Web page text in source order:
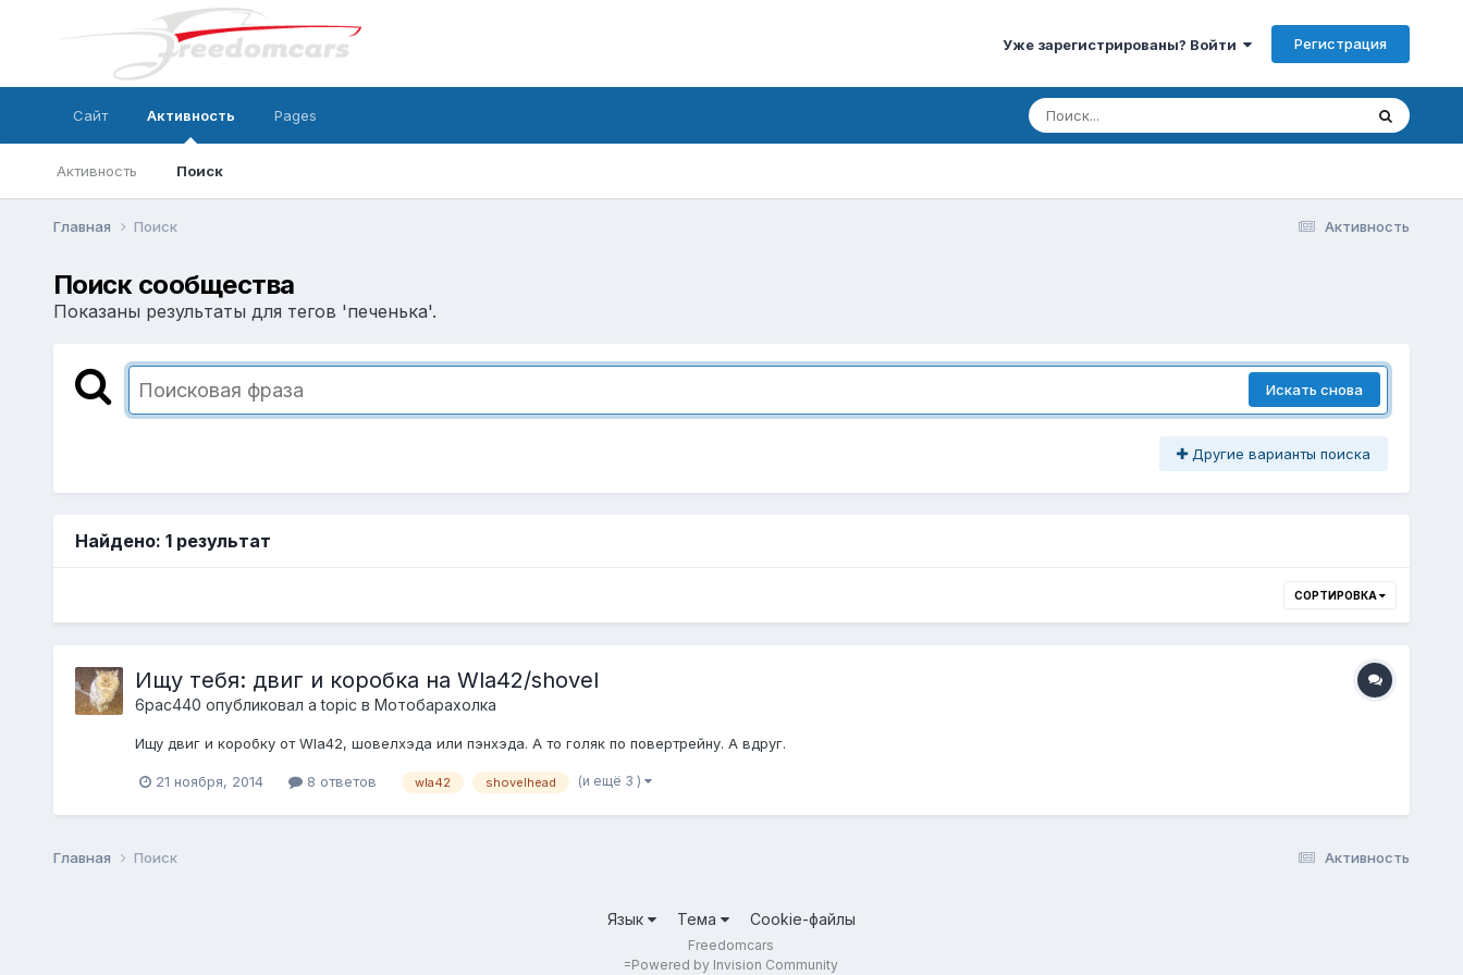
Уже зарегистрированы? Войти Регистрация
Сайт Активность
Активность Поиск
Pages
Активность
Главная Поиск
Поиск сообщества
Показаны результаты для тегов 'печенька'.
Искать снова
Другие варианты поиска
Найдено: 1 результат
СОРТИРОВКА
Ищу тебя: двиг и коробка на Wla42/shovel
6pac440 опубликовал a topic в Мотобарахолка
Ищу двиг и коробку от Wla42, шовелхэда или пэнхэда. А то голяк по повертрейну. А вдруг.
21 ноября, 2014 8 ответов wla42 shovelhead (и ещё 3 )
Активность
Главная Поиск
Язык Тема Cookie-файлы
Freedomcars
=Powered by Invision Community